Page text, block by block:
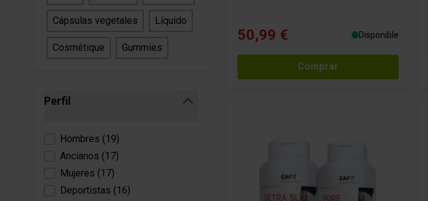
Cápsulas vegetales Líquido
Cosmétique Gummies
Perfil
Hombres (19)
Ancianos (17)
Mujeres (17)
Deportistas (16)
50,99 € Disponible
Comprar